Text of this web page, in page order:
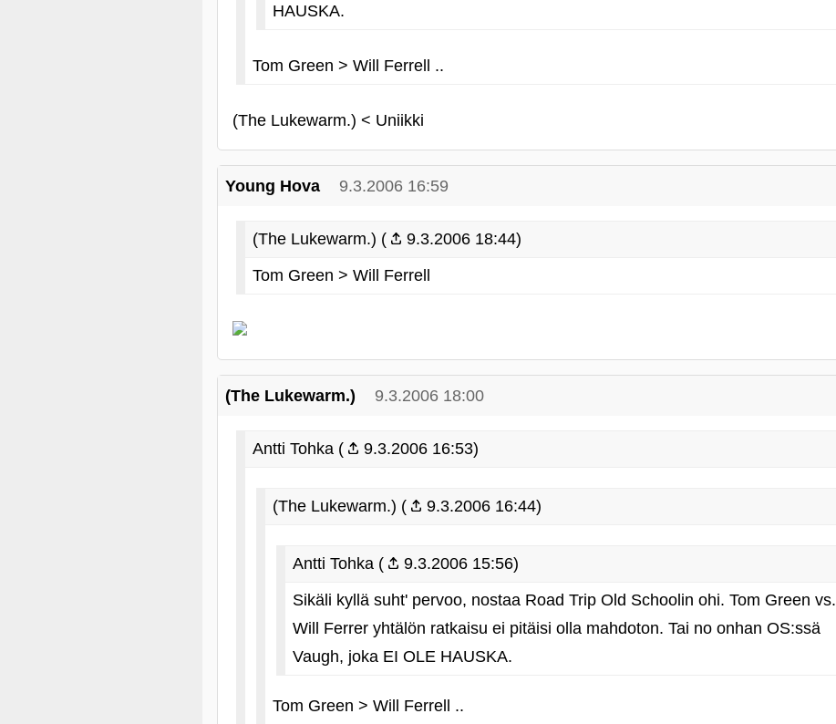
HAUSKA.
Tom Green > Will Ferrell ..
(The Lukewarm.) < Uniikki
Young Hova 9.3.2006 16:59
(The Lukewarm.) (
9.3.2006 18:44)
Tom Green > Will Ferrell
(The Lukewarm.) 9.3.2006 18:00
Antti Tohka ( 9.3.2006 16:53)
(The Lukewarm.) ( 9.3.2006 16:44)
Antti Tohka (
9.3.2006 15:56)
Sikäli kyllä suht' pervoo, nostaa Road Trip Old Schoolin ohi. Tom Green vs.
Will Ferrer yhtälön ratkaisu ei pitäisi olla mahdoton. Tai no onhan OS:ssä
Vaugh, joka EI OLE HAUSKA.
Tom Green > Will Ferrell ..